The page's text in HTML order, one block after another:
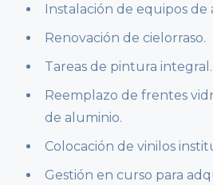
Instalación de equipos de
Renovación de cielorraso.
Tareas de pintura integral.
Reemplazo de frentes
de aluminio.
Colocación de vinilos
Gestión en curso para